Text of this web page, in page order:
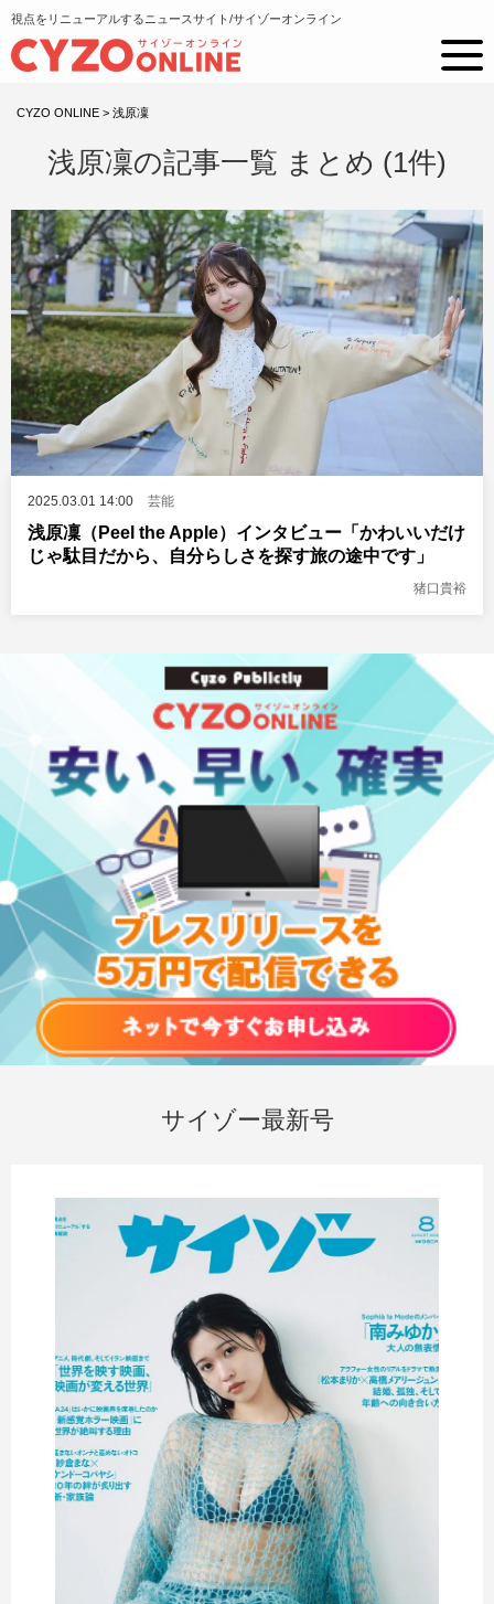
視点をリニューアルするニュースサイト/サイゾーオンライン
CYZO ONLINE > 浅原凜
浅原凜の記事一覧 まとめ (1件)
2025.03.01 14:00 芸能
浅原凜（Peel the Apple）インタビュー「かわいいだけ
じゃ駄目だから、自分らしさを探す旅の途中です」
猪口貴裕
サイゾー最新号